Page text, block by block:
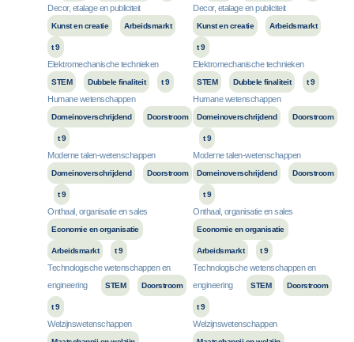
Decor, etalage en publiciteit
Kunst en creatie Arbeidsmarkt
t 9
Elektromechanische technieken
STEM Dubbele finaliteit t 9
Humane wetenschappen
Domeinoverschrijdend Doorstroom
t 9
Moderne talen-wetenschappen
Domeinoverschrijdend Doorstroom
t 9
Onthaal, organisatie en sales
Economie en organisatie
Arbeidsmarkt t 9
Technologische wetenschappen en
engineering
STEM Doorstroom
t 9
Welzijnswetenschappen
Decor, etalage en publiciteit
Kunst en creatie Arbeidsmarkt
t 9
Elektromechanische technieken
STEM Dubbele finaliteit t 9
Humane wetenschappen
Domeinoverschrijdend Doorstroom
t 9
Moderne talen-wetenschappen
Domeinoverschrijdend Doorstroom
t 9
Onthaal, organisatie en sales
Economie en organisatie
Arbeidsmarkt t 9
Technologische wetenschappen en
engineering
STEM Doorstroom
t 9
Welzijnswetenschappen